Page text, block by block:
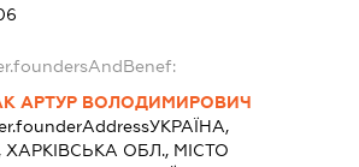
АРТУР ВОЛОДИМИРОВИЧ
УКРАЇНА,
ХАРКІВСЬКА ОБЛ., МІСТО